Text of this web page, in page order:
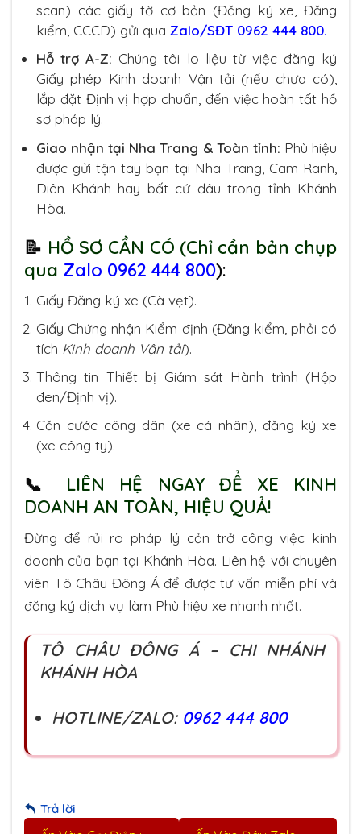
scan) các giấy tờ cơ bản (Đăng ký xe, Đăng
kiểm, CCCD) gửi qua Zalo/SĐT 0962 444 800.
Hỗ trợ A-Z: Chúng tôi lo liệu từ việc đăng ký
Giấy phép Kinh doanh Vận tải (nếu chưa có),
lắp đặt Định vị hợp chuẩn, đến việc hoàn tất hồ
sơ pháp lý.
Giao nhận tại Nha Trang & Toàn tỉnh: Phù hiệu
được gửi tận tay bạn tại Nha Trang, Cam Ranh,
Diên Khánh hay bất cứ đâu trong tỉnh Khánh
Hòa.
📝 HỒ SƠ CẦN CÓ (Chỉ cần bản chụp
qua Zalo 0962 444 800):
Giấy Đăng ký xe (Cà vẹt).
Giấy Chứng nhận Kiểm định (Đăng kiểm, phải có
tích Kinh doanh Vận tải).
Thông tin Thiết bị Giám sát Hành trình (Hộp
đen/Định vị).
Căn cước công dân (xe cá nhân), đăng ký xe
(xe công ty).
📞 LIÊN HỆ NGAY ĐỂ XE KINH
DOANH AN TOÀN, HIỆU QUẢ!
Đừng để rủi ro pháp lý cản trở công việc kinh
doanh của bạn tại Khánh Hòa. Liên hệ với chuyên
viên Tô Châu Đông Á để được tư vấn miễn phí và
đăng ký dịch vụ làm Phù hiệu xe nhanh nhất.
TÔ CHÂU ĐÔNG Á – CHI NHÁNH
KHÁNH HÒA
HOTLINE/ZALO: 0962 444 800
Trả lời